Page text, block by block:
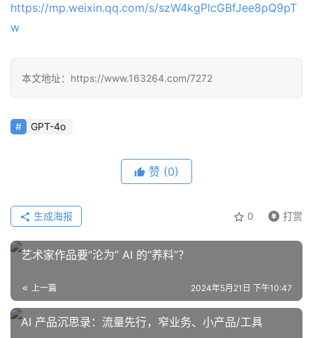
https://mp.weixin.qq.com/s/szW4kgPlcGBfJee8pQ9pT
w
本文地址：https://www.163264.com/7272
GPT-4o
赞 (0)
0 打赏
生成海报
艺术家作品要“沦为” AI 的“养料”？
上一篇 2024年5月21日 下午10:47
AI 产品沉思录：流量先行，窄业务、小产品/工具